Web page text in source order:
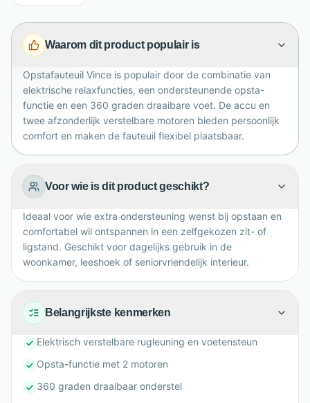
bewegingsvrijheid in de woonkamer of leeshoek. Met
een breedte van 77 cm, zithoogte van 52 cm en
De warme bruine microleder bekleding geeft deze
moderne relaxfauteuil een sfeervolle, robuuste
uitstraling.
Waarom dit product populair is
Opstafauteuil Vince is populair door de combinatie van
elektrische relaxfuncties, een ondersteunende opsta-
functie en een 360 graden draaibare voet. De accu en
twee afzonderlijk verstelbare motoren bieden persoonlijk
comfort en maken de fauteuil flexibel plaatsbaar.
Voor wie is dit product geschikt?
Ideaal voor wie extra ondersteuning wenst bij opstaan en
comfortabel wil ontspannen in een zelfgekozen zit- of
ligstand. Geschikt voor dagelijks gebruik in de
woonkamer, leeshoek of seniorvriendelijk interieur.
Belangrijkste kenmerken
Elektrisch verstelbare rugleuning en voetensteun
Opsta-functie met 2 motoren
360 graden draaibaar onderstel